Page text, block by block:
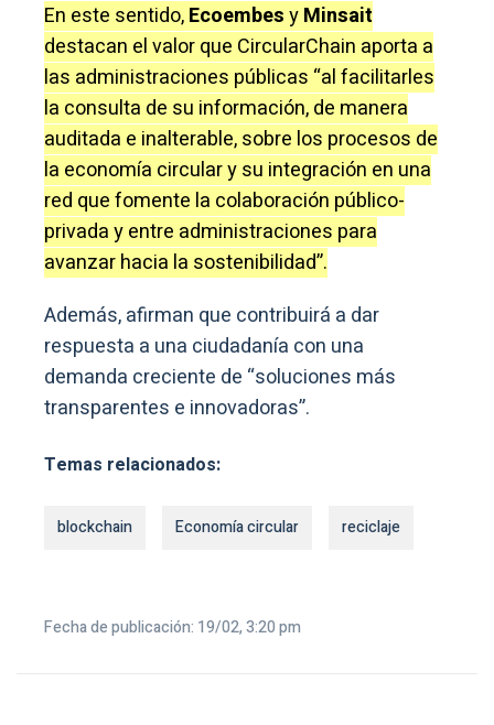
En este sentido,EcoembesyMinsait
destacan el valor que CircularChain aporta a
las administraciones públicas “al facilitarles
la consulta de su información, de manera
auditada e inalterable, sobre los procesos de
la economía circular y su integración en una
red que fomente la colaboración público-
privada y entre administraciones para
avanzar hacia la sostenibilidad”.
Además, afirman que contribuirá a dar
respuesta a una ciudadanía con una
demanda creciente de “soluciones más
transparentes e innovadoras”.
Temas relacionados:
blockchain Economía circular reciclaje
Fecha de publicación: 19/02, 3:20 pm